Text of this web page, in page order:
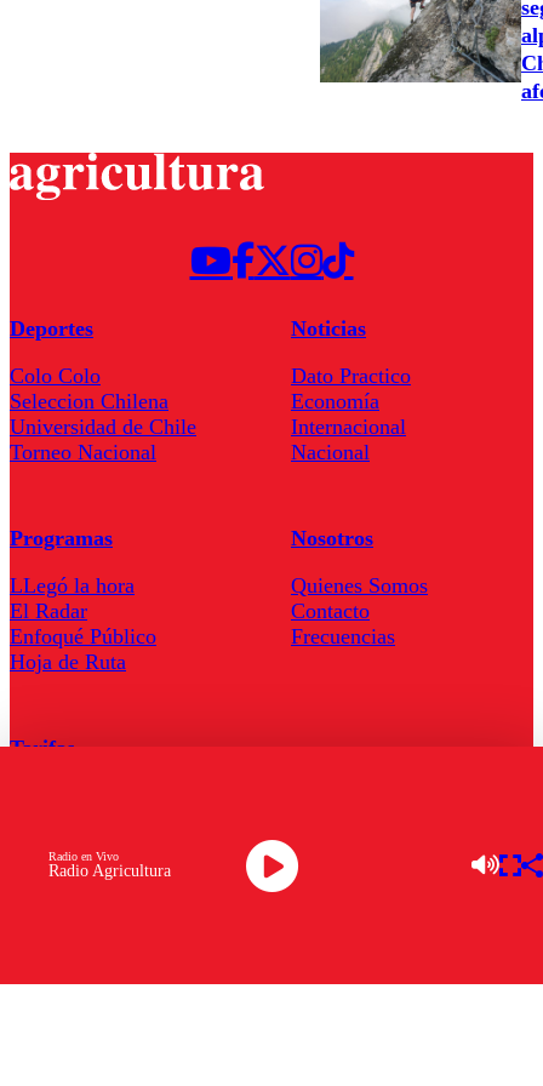
Radio Agricultura
Radio en Vivo
Deportes
Colo Colo
Seleccion Chilena
Universidad de Chile
Torneo Nacional
Noticias
Dato Practico
Economía
Internacional
Nacional
Programas
LLegó la hora
El Radar
Enfoqué Público
Hoja de Ruta
Nosotros
Quienes Somos
Contacto
Frecuencias
Tarifas
Descarga la APP